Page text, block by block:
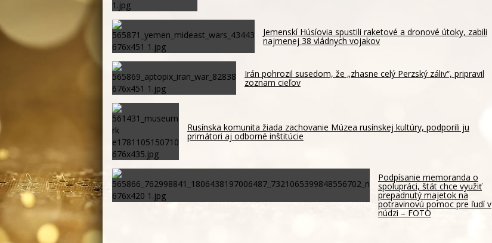
Jemenskí Húsíovia spustili raketové a dronové útoky, zabili
najmenej 38 vládnych vojakov
Irán pohrozil susedom, že „zhasne celý Perzský záliv“, pripravil
zoznam cieľov
Rusínska komunita žiada zachovanie Múzea rusínskej kultúry, podporili ju
primátori aj odborné inštitúcie
Podpísanie memoranda o
spolupráci, štát chce využiť
prepadnutý majetok na
potravinovú pomoc pre ľudí v
núdzi – FOTO